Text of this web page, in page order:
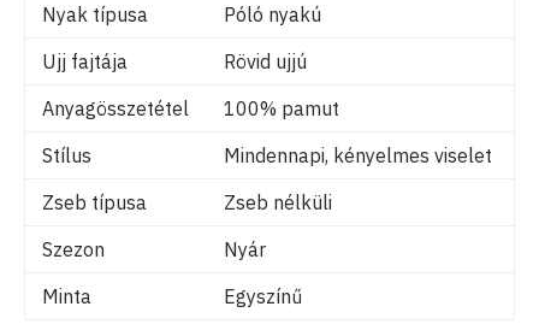
Nyak típusa
Póló nyakú
Ujj fajtája
Rövid ujjú
Anyagösszetétel
100% pamut
Stílus
Mindennapi, kényelmes viselet
Zseb típusa
Zseb nélküli
Szezon
Nyár
Minta
Egyszínű